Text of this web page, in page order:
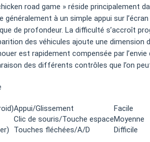
road game » réside principalement
généralement à un simple appui sur
de profondeur. La difficulté s’accroît
des véhicules ajoute une
est rapidement compensée par
des différents contrôles que l’on
Appui/Glissement
Facile
Clic de souris/Touche espaceMoyenne
Touches fléchées/A/D Difficile